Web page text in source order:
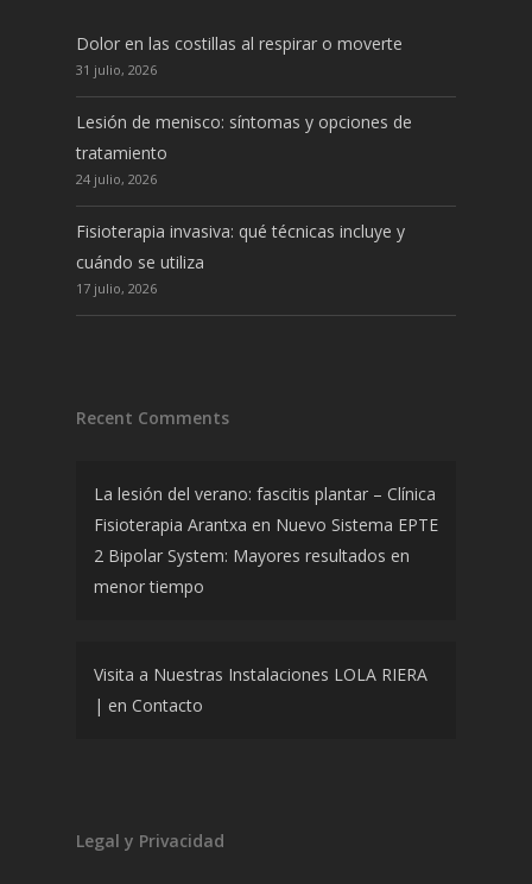
Dolor en las costillas al respirar o moverte
31 julio, 2026
Lesión de menisco: síntomas y opciones de
tratamiento
24 julio, 2026
Fisioterapia invasiva: qué técnicas incluye y
cuándo se utiliza
17 julio, 2026
Recent Comments
La lesión del verano: fascitis plantar – Clínica
Fisioterapia Arantxa en Nuevo Sistema EPTE
2 Bipolar System: Mayores resultados en
menor tiempo
Visita a Nuestras Instalaciones LOLA RIERA
| en Contacto
Legal y Privacidad